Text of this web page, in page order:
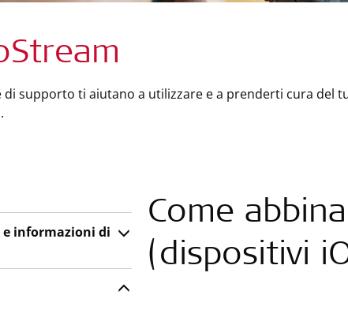
di supporto ti aiutano a utilizzare e a prenderti cura del
Come
(dispositivi
e informazioni di